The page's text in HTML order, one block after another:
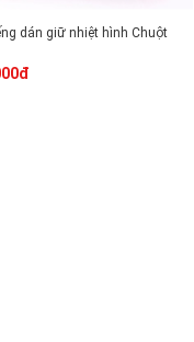
dán giữ nhiệt hình Chuột